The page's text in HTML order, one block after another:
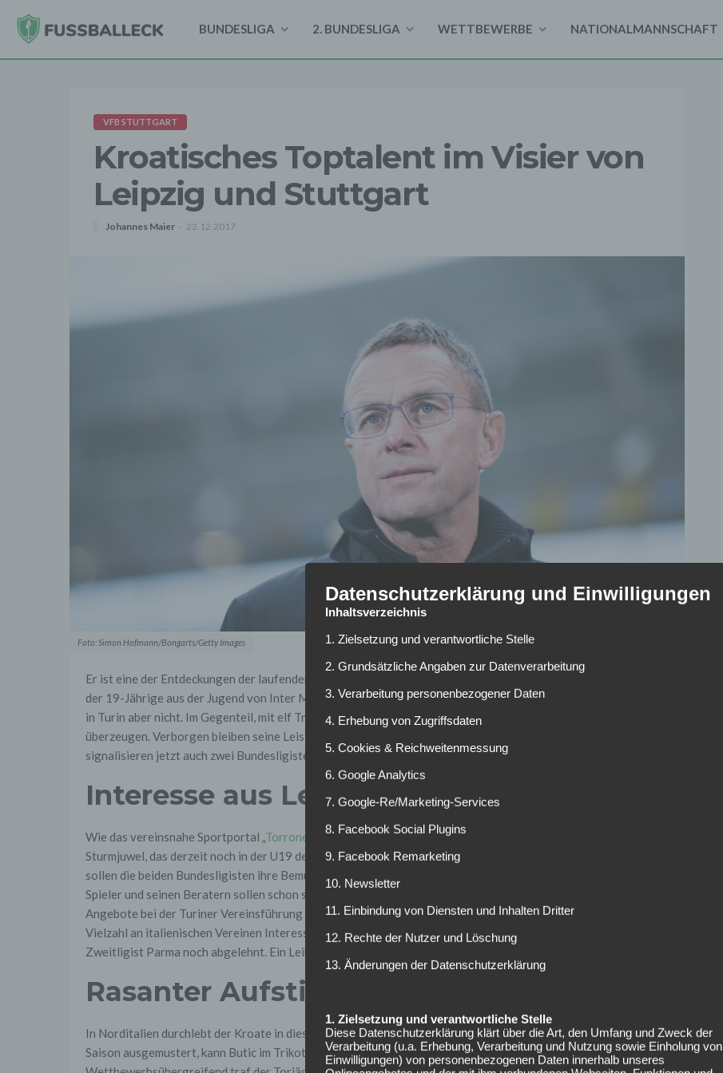
BUNDESLIGA 2. BUNDESLIGA WETTBEWERBE NATIONALMANNSCHAFT
VFB STUTTGART
Kroatisches Toptalent im Visier von
Leipzig und Stuttgart
Johannes Maier 22.12.2017
Foto: Simon Hofmann/Bongarts/Getty Images
Er ist eine der Entdeckungen der laufenden Saison in Italiens Nachwuchsliga: Karlo Butic. Erst im Sommer kam
der 19-Jährige aus der Jugend von Inter Mailand zum FC Turin. Eingewöhnungsschwierigkeiten hat der Kroate
in Turin aber nicht. Im Gegenteil, mit elf Treffern weiß der Torjäger in der laufenden Saison bereits zu
überzeugen. Verborgen bleiben seine Leistungen auch den Scouts ausländischer Vereine nicht. Erstes Interesse
signalisieren jetzt auch zwei Bundesligisten.
Interesse aus Leipzig und Stuttgart
Wie das vereinsnahe Sportportal „Torronews
“ berichtet, haben RB Leipzig und der VfB Stuttgart das
Sturmjuwel, das derzeit noch in der U19 des Vereins spielt, schon seit längerer Zeit auf dem Schirm. Aktuell
sollen die beiden Bundesligisten ihre Bemühungen weiter intensiviert haben. Auch erste Gespräche mit dem
Spieler und seinen Beratern sollen schon stattgefunden haben. Schon bald könnten entsprechend konkrete
Angebote bei der Turiner Vereinsführung eingehen. Neben den Interessenten aus Deutschland wird auch einer
Vielzahl an italienischen Vereinen Interesse an Butic nachgesagt. Kürzlich wurde eine Leihanfrage von
Zweitligist Parma noch abgelehnt. Ein Leihgeschäft innerhalb Italiens kommt für den FC Turin nicht in Frage.
Rasanter Aufstieg in Turin
In Norditalien durchlebt der Kroate in dieser Saison einen grandiosen Einstand. Von Inter Mailand vor der
Saison ausgemustert, kann Butic im Trikot der ‚Torros‘ eine beeindruckende Torquote vorweisen.
Datenschutzerklärung und Einwilligungen
Inhaltsverzeichnis
1. Zielsetzung und verantwortliche Stelle
2. Grundsätzliche Angaben zur Datenverarbeitung
3. Verarbeitung personenbezogener Daten
4. Erhebung von Zugriffsdaten
5. Cookies & Reichweitenmessung
6. Google Analytics
7. Google-Re/Marketing-Services
8. Facebook Social Plugins
9. Facebook Remarketing
10. Newsletter
11. Einbindung von Diensten und Inhalten Dritter
12. Rechte der Nutzer und Löschung
13. Änderungen der Datenschutzerklärung
1. Zielsetzung und verantwortliche Stelle
Diese Datenschutzerklärung klärt über die Art, den Umfang und Zweck der
Verarbeitung (u.a. Erhebung, Verarbeitung und Nutzung sowie Einholung von
Einwilligungen) von personenbezogenen Daten innerhalb unseres